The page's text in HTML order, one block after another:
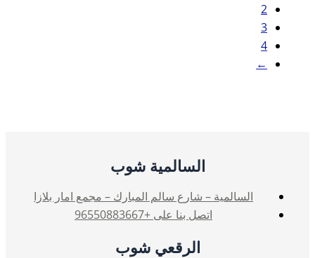
2
3
4
←
السالمية شوب
السالمية – شارع سالم المبارك – مجمع امار بلازا
اتصل بنا على +96550883667
الرقعي شوب